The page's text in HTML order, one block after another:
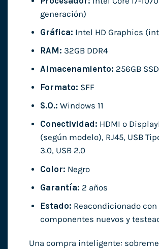
generación)
Gráfica: Intel HD Graphics
RAM: 32GB DDR4
Almacenamiento: 256GB SSD
Formato: SFF
S.O.: Windows 11
Conectividad: HDMI o
(según modelo), RJ45, USB
3.0, USB 2.0
Color: Negro
Garantía: 2 años
Estado: Reacondicionado con
componentes nuevos y
Una compra inteligente: